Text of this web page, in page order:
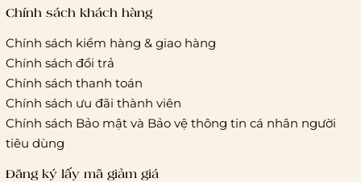
tác vận chuyển khác
Thời gian giao hàng
Hồ Chí Minh:
Hà Nội và các tỉnh thành khá
Chính sách khách hàng
Chính sách kiểm hàng & giao hàng
Chính sách đổi trả
Chính sách thanh toán
Chính sách ưu đãi thành viên
Chính sách Bảo mật và Bảo vệ thông tin cá nhân người
tiêu dùng
Đăng ký lấy mã giảm giá